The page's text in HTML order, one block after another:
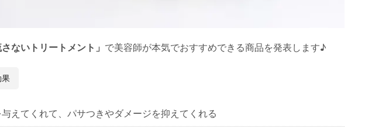
さないトリートメント」 で美容師が本気でおすすめできる商品を発表します♪
果
えてくれて、パサつきやダメージを抑えてくれる